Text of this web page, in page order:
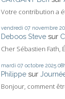
Votre contribution a
vendredi 07 novembre
Deboos Steve sur
Cher Sébastien Fath,
mardi 07 octobre 2025
Philippe sur
Bonjour, comment